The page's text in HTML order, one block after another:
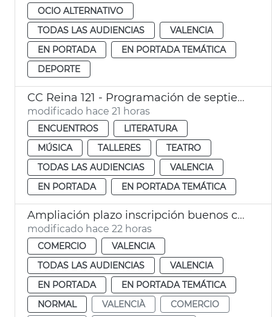
OCIO ALTERNATIVO
TODAS LAS AUDIENCIAS
VALENCIA
EN PORTADA
EN PORTADA TEMÁTICA
DEPORTE
CC Reina 121 - Programación de septiembre
modificado hace 21 horas
ENCUENTROS
LITERATURA
MÚSICA
TALLERES
TEATRO
TODAS LAS AUDIENCIAS
VALENCIA
EN PORTADA
EN PORTADA TEMÁTICA
Ampliación plazo inscripción buenos comercio VLC
modificado hace 22 horas
COMERCIO
VALENCIA
TODAS LAS AUDIENCIAS
VALENCIA
EN PORTADA
EN PORTADA TEMÁTICA
NORMAL
VALENCIÀ
COMERCIO